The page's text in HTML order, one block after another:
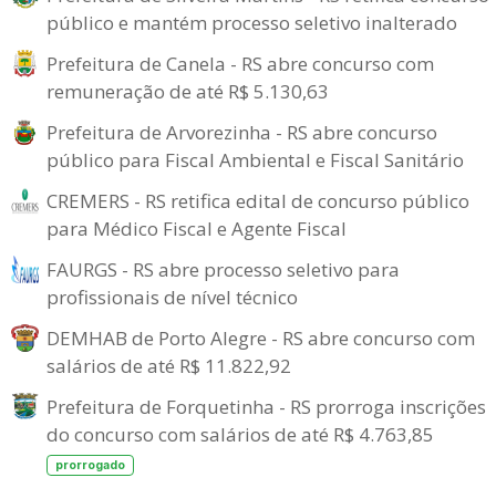
público e mantém processo seletivo inalterado
Prefeitura de Canela - RS abre concurso com
remuneração de até R$ 5.130,63
Prefeitura de Arvorezinha - RS abre concurso
público para Fiscal Ambiental e Fiscal Sanitário
CREMERS - RS retifica edital de concurso público
para Médico Fiscal e Agente Fiscal
FAURGS - RS abre processo seletivo para
profissionais de nível técnico
DEMHAB de Porto Alegre - RS abre concurso com
salários de até R$ 11.822,92
Prefeitura de Forquetinha - RS prorroga inscrições
do concurso com salários de até R$ 4.763,85
prorrogado